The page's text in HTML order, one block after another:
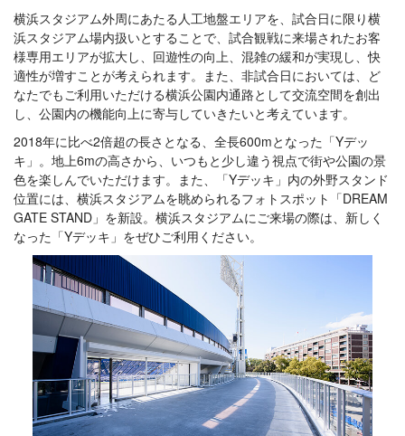
横浜スタジアム外周にあたる人工地盤エリアを、試合日に限り横
浜スタジアム場内扱いとすることで、試合観戦に来場されたお客
様専用エリアが拡大し、回遊性の向上、混雑の緩和が実現し、快
適性が増すことが考えられます。また、非試合日においては、ど
なたでもご利用いただける横浜公園内通路として交流空間を創出
し、公園内の機能向上に寄与していきたいと考えています。
2018年に比べ2倍超の長さとなる、全長600mとなった「Yデッ
キ」。地上6mの高さから、いつもと少し違う視点で街や公園の景
色を楽しんでいただけます。また、「Yデッキ」内の外野スタンド
位置には、横浜スタジアムを眺められるフォトスポット「DREAM
GATE STAND」を新設。横浜スタジアムにご来場の際は、新しく
なった「Yデッキ」をぜひご利用ください。